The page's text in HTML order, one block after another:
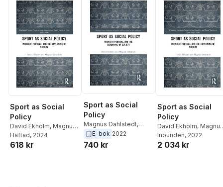
Harlin,Fredrik
Hertzberg,Magnus
Hultén,Malin Ideland,
Sara Irisdotter
Aldenmyr,Thomas
Johansson,Jan Jämte
Anders Jönsson,Anna-
Lena Kempe,Alli Klapp
Gunnlaugur
Magnússon,Louise
Malmström,Tommaso
Milani , Judit Novak
Mattias Nylund, Ylva
Odenbring
Olson ,Per-Åke Rosvall
Maria Rydell,
Tallberg Broman
Sport as Social
Policy
David Ekholm, Magnus
Dahlstedt
Häftad, 2024
618 kr
Sport as Social
Policy
Magnus Dahlstedt,
David Ekholm
E-bok 2022
740 kr
Sport as Social
Policy
David Ekholm, Magnus
Dahlstedt
Inbunden, 2022
2 034 kr